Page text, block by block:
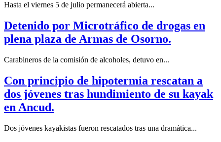
Hasta el viernes 5 de julio permanecerá abierta...
Detenido por Microtráfico de drogas en
plena plaza de Armas de Osorno.
Carabineros de la comisión de alcoholes, detuvo en...
Con principio de hipotermia rescatan a
dos jóvenes tras hundimiento de su kayak
en Ancud.
Dos jóvenes kayakistas fueron rescatados tras una dramática...